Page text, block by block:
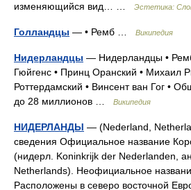
изменяющийся вид… …
Эстетика:
Голландцы — • Ремб … Википедия
Нидерландцы — Hидерландцы •
Гюйгенс • Принц Оранский • Михаил
Роттердамский • Винсент ван Гог •
до 28 миллионов …
Википедия
НИДЕРЛАНДЫ — (Nederland,
сведения Официальное название
(нидерл. Koninkrijk der Nederlanden,
Netherlands). Неофициальное
Расположены в северо восточной